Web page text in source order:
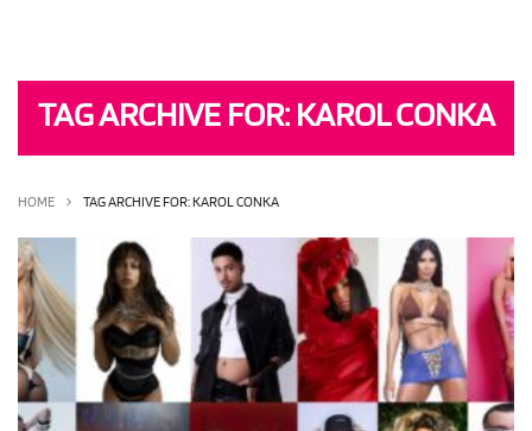
OLHA ISSO! EU QUERO!
TAG ARCHIVE FOR: KAROL CONKA
HOME TAG ARCHIVE FOR: KAROL CONKA